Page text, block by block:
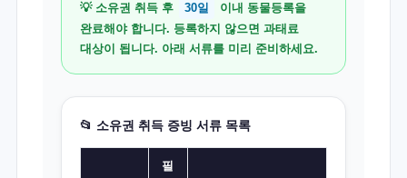
💡 소유권 취득 후 30일
이내 동물등록을
완료해야 합니다. 등록하지 않으면 과태료
대상이 됩니다. 아래 서류를 미리 준비하세요.
📂 소유권 취득 증빙 서류 목록
필